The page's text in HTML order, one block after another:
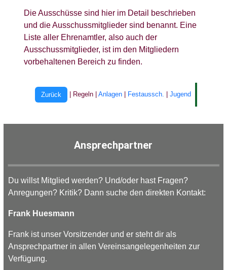
Die Ausschüsse sind hier im Detail beschrieben
und die Ausschussmitglieder sind benannt. Eine
Liste aller Ehrenamtler, also auch der
Ausschussmitglieder, ist im den Mitgliedern
vorbehaltenen Bereich zu finden.
Zurück | Regeln | Anlagen| Festaussch. Jugend
Ansprechpartner
Du willst Mitglied werden? Und/oder hast Fragen?
Anregungen? Kritik? Dann suche den direkten Kontakt:
Frank Huesmann
Frank ist unser Vorsitzender und er steht dir als
Ansprechpartner in allen Vereinsangelegenheiten zur
Verfügung.